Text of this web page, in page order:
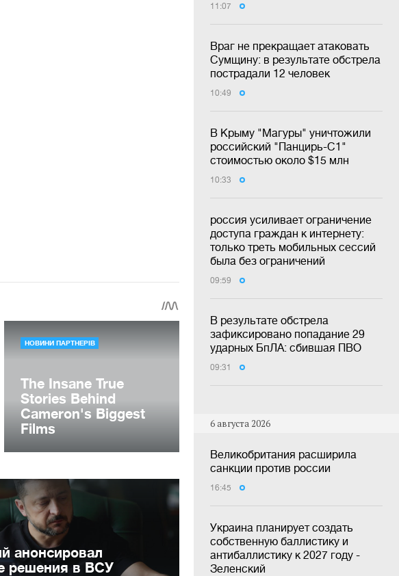
11:07
Враг не прекращает атаковать
Сумщину: в результате обстрела
пострадали 12 человек
10:49
В Крыму "Магуры" уничтожили
российский "Панцирь-С1"
стоимостью около $15 млн
10:33
россия усиливает ограничение
доступа граждан к интернету:
только треть мобильных сессий
была без ограничений
09:59
В результате обстрела
зафиксировано попадание 29
ударных БпЛА: сбившая ПВО
09:31
6 августа 2026
Великобритания расширила
санкции против россии
16:45
Украина планирует создать
собственную баллистику и
антибаллистику к 2027 году -
Зеленский
анонсировал
решения в ВСУ